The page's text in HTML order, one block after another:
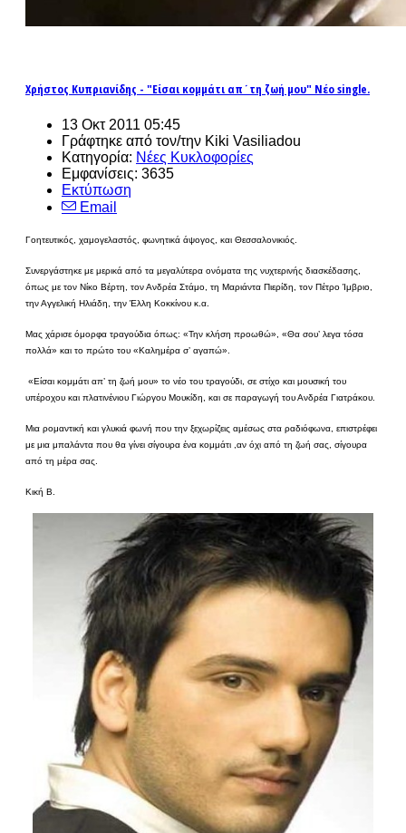
Χρήστος Κυπριανίδης - "Είσαι κομμάτι απ΄τη ζωή μου" Νέο single.
13 Οκτ 2011 05:45
Γράφτηκε από τον/την Kiki Vasiliadou
Κατηγορία: Νέες Κυκλοφορίες
Εμφανίσεις: 3635
Εκτύπωση
Email
Γοητευτικός, χαμογελαστός, φωνητικά άψογος, και Θεσσαλονικιός.
Συνεργάστηκε με μερικά από τα μεγαλύτερα ονόματα της νυχτερινής διασκέδασης,
όπως με τον Νίκο Βέρτη, τον Ανδρέα Στάμο, τη Μαριάντα Πιερίδη, τον Πέτρο Ίμβριο,
την Αγγελική Ηλιάδη, την Έλλη Κοκκίνου κ.α.
Μας χάρισε όμορφα τραγούδια όπως: «Την κλήση προωθώ», «Θα σου’ λεγα τόσα
πολλά» και το πρώτο του «Καλημέρα σ’ αγαπώ».
«Είσαι κομμάτι απ’ τη ζωή μου» το νέο του τραγούδι, σε στίχο και μουσική του
υπέροχου και πλατινένιου Γιώργου Μουκίδη, και σε παραγωγή του Ανδρέα Γιατράκου.
Μια ρομαντική και γλυκιά φωνή που την ξεχωρίζεις αμέσως στα ραδιόφωνα, επιστρέφει
με μια μπαλάντα που θα γίνει σίγουρα ένα κομμάτι ,αν όχι από τη ζωή σας, σίγουρα
από τη μέρα σας.
Κική Β.